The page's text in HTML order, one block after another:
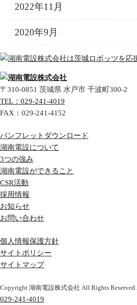
2022年11月
2020年9月
〒310-0851 茨城県 水戸市 千波町300-2
TEL： 029-241-4019
FAX： 029-241-4152
パンフレットダウンロード
湖南電設について
3つの強み
湖南電設ができること
CSR活動
採用情報
お知らせ
お問い合わせ
個人情報保護方針
サイトポリシー
サイトマップ
Copyright 湖南電設株式会社 All Rights Reserved.
029-241-4019